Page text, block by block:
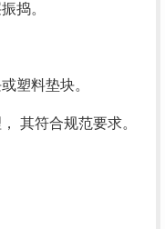
捣。
塑料垫块。
其符合规范要求。